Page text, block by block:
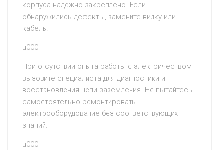
корпуса надежно закреплено. Если
обнаружились дефекты, замените вилку или
кабель.
u000
При отсутствии опыта работы с электричеством
вызовите специалиста для диагностики и
восстановления цепи заземления. Не пытайтесь
самостоятельно ремонтировать
электрооборудование без соответствующих
знаний.
u000